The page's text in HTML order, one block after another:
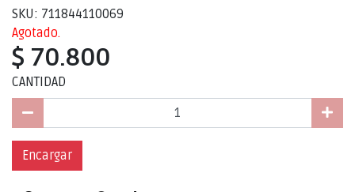
SKU: 711844110069
Agotado.
$ 70.800
CANTIDAD
Encargar